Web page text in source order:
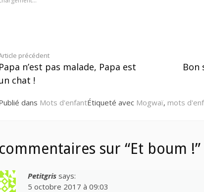
précédent
Papa n’est pas malade, Papa est
chat !
Bon
dans Mots d'enfantÉtiqueté avec Mogwaï, mots
sur “Et boum !”
Petitgris says:
5 octobre 2017 à 09:03